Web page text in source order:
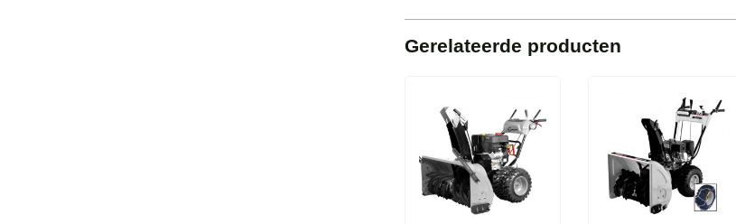
Gerelateerde producten